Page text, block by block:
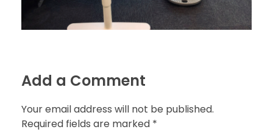
Add a Comment
Your email address will not be published.
Required fields are marked *